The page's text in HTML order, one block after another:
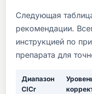
Следующая
рекомендации.
инструкцией по
препарата для
Диапазон
ClCr